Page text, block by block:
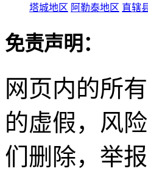
塔城地区 阿勒泰地区 直辖
免责声明：
网页内的所
的虚假，风
们删除，举